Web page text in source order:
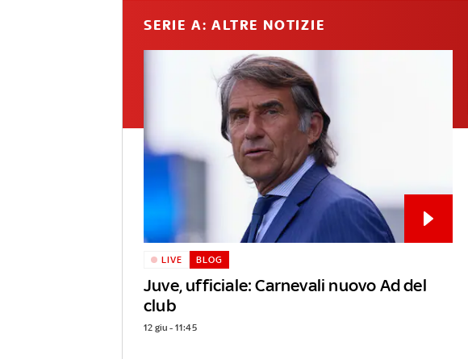
SERIE A: ALTRE NOTIZIE
Juve, ufficiale: Carnevali nuovo Ad del
club
LIVE BLOG
12 giu - 11:45